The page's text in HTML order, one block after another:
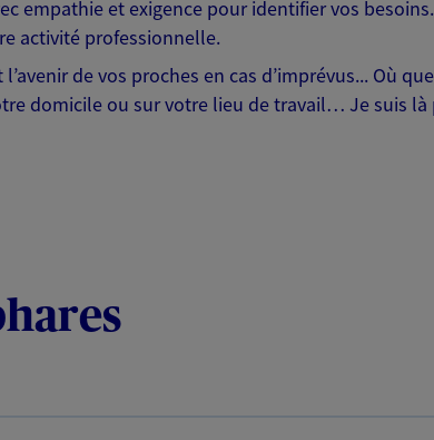
empathie et exigence pour identifier vos
activité professionnelle.
de vos proches en cas d’imprévus... Où
domicile ou sur votre lieu de travail… Je suis là